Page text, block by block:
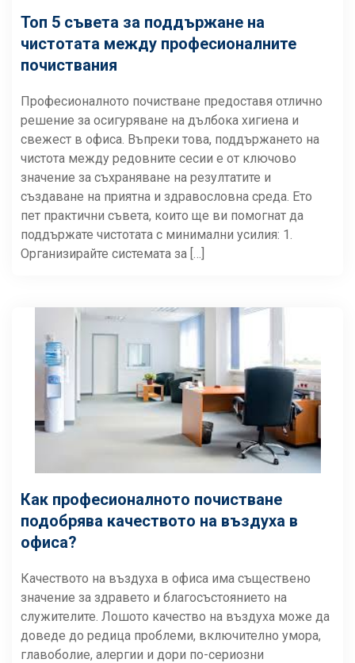
Топ 5 съвета за поддържане на
чистотата между професионалните
почиствания
Професионалното почистване предоставя отлично
решение за осигуряване на дълбока хигиена и
свежест в офиса. Въпреки това, поддържането на
чистота между редовните сесии е от ключово
значение за съхраняване на резултатите и
създаване на приятна и здравословна среда. Ето
пет практични съвета, които ще ви помогнат да
поддържате чистотата с минимални усилия: 1.
Организирайте системата за […]
Как професионалното почистване
подобрява качеството на въздуха в
офиса?
Качеството на въздуха в офиса има съществено
значение за здравето и благосъстоянието на
служителите. Лошото качество на въздуха може да
доведе до редица проблеми, включително умора,
главоболие, алергии и дори по-сериозни